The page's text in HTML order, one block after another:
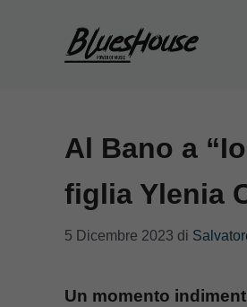
Al Bano a
figlia Ylenia
5 Dicembre 2023 di
Un momento